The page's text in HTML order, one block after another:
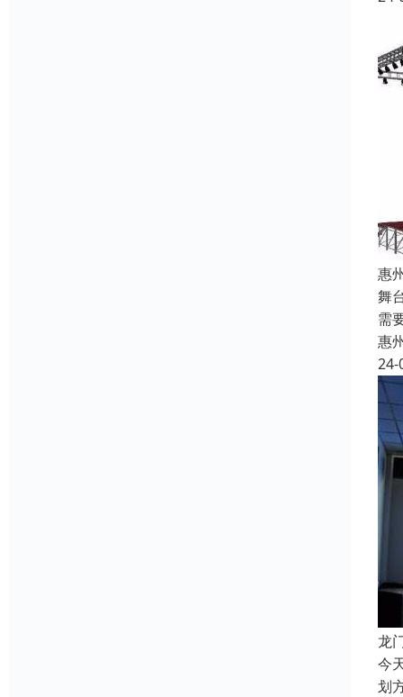
惠
舞
需
惠
24-
龙
今
划